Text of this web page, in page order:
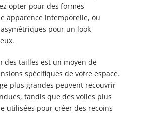
opter pour des formes
apparence intemporelle, ou
pour un look
des tailles est un moyen de
spécifiques de votre espace.
plus grandes peuvent recouvrir
tandis que des voiles plus
utilisées pour créer des recoins